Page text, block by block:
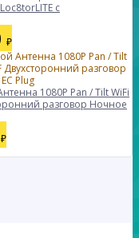
с
₽
1080P Pan / Tilt WiFi
разговор Ночное
₽